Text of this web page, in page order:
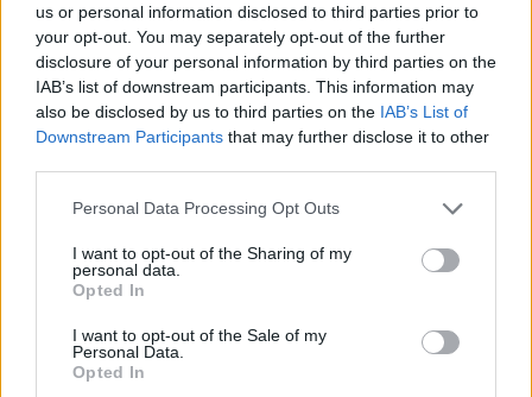
us or personal information disclosed to third parties prior to
your opt-out. You may separately opt-out of the further
disclosure of your personal information by third parties on the
IAB’s list of downstream participants. This information may
also be disclosed by us to third parties on the IAB’s List of
Downstream Participants that may further disclose it to other
Personal Data Processing Opt Outs
I want to opt-out of the Sharing of my
personal data.
Opted In
I want to opt-out of the Sale of my
Personal Data.
Opted In
az orosz erők fokozzák támadásaikat Ukrajna
északkeleti határánál, hogy betörjenek Szumi
megyébe – írja a Reuters.
Szumi megye Oroszország Kurszki területével határos,
Szirszkij Szumi megyében tett látogatása során elmondta,
hogy csapatai védelmi és támadó műveleteket hajtanak
végre, hogy megtartsák az ütközőzónát Kurszk területén
belül. Katonáink továbbra is védelmi...
KEDVES OLVASÓNK!